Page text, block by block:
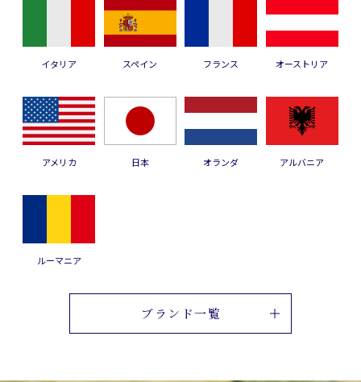
イタリア スペイン フランス オーストリア
アメリカ 日本 オランダ アルバニア
ルーマニア
ブランド一覧